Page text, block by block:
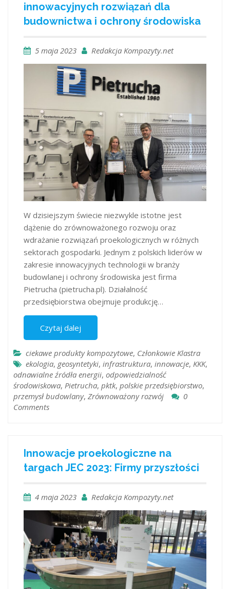
innowacyjnych rozwiązań dla
budownictwa i ochrony środowiska
5 maja 2023 Redakcja Kompozyty.net
W dzisiejszym świecie niezwykle istotne jest
dążenie do zrównoważonego rozwoju oraz
wdrażanie rozwiązań proekologicznych w różnych
sektorach gospodarki. Jednym z polskich liderów w
zakresie innowacyjnych technologii w branży
budowlanej i ochrony środowiska jest firma
Pietrucha (pietrucha.pl). Działalność
przedsiębiorstwa obejmuje produkcję…
Czytaj dalej
ciekawe produkty kompozytowe, Członkowie Klastra
ekologia, geosyntetyki, infrastruktura, innowacje, KKK,
odnawialne źródła energii, odpowiedzialność
środowiskowa, Pietrucha, pktk, polskie przedsiębiorstwo,
przemysł budowlany, Zrównoważony rozwój
0
Comments
Innowacje proekologiczne na
targach JEC 2023: Firmy przyszłości
4 maja 2023 Redakcja Kompozyty.net